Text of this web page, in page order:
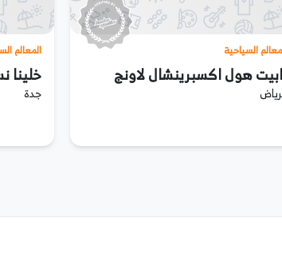
السياحية
هول اكسبرينشال لاونج
المعالم
جدة